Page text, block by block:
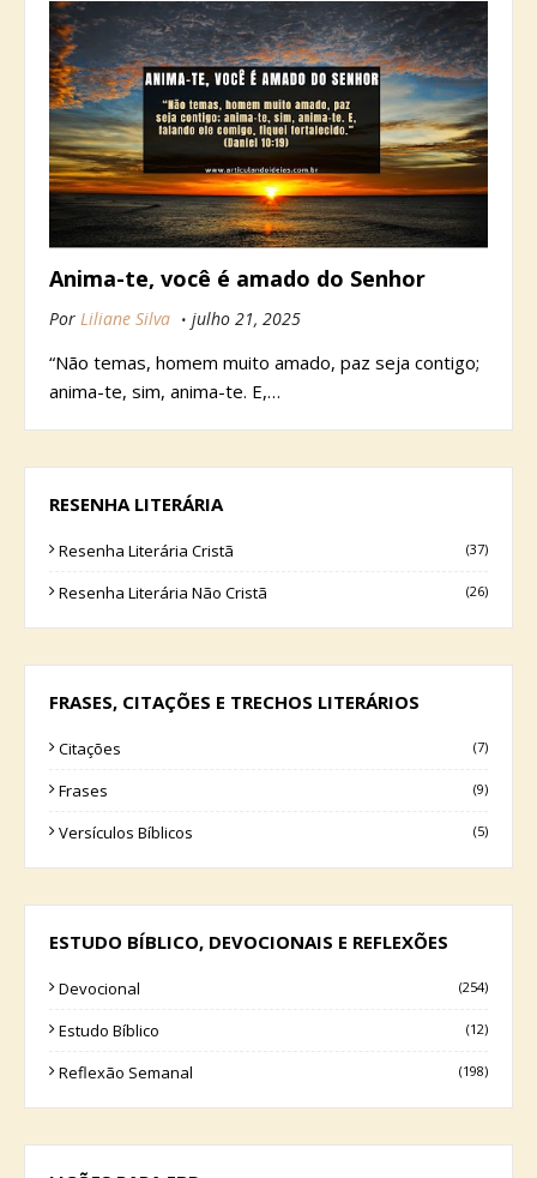
Anima-te, você é amado do Senhor
Por Liliane Silva julho 21, 2025
“Não temas, homem muito amado, paz seja contigo;
anima-te, sim, anima-te. E,…
RESENHA LITERÁRIA
Resenha Literária Cristã (37)
Resenha Literária Não Cristã (26)
FRASES, CITAÇÕES E TRECHOS LITERÁRIOS
Citações (7)
Frases (9)
Versículos Bíblicos (5)
ESTUDO BÍBLICO, DEVOCIONAIS E REFLEXÕES
Devocional (254)
Estudo Bíblico (12)
Reflexão Semanal (198)